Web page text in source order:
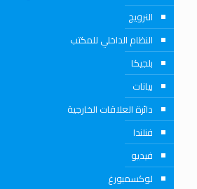
النرويج
النظام الداخلي للمكتب
بلجيكا
بيانات
دائرة العلاقات الخارجية
فنلندا
فيديو
لوكسمبورغ